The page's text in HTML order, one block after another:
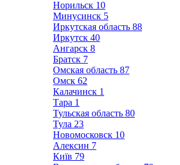
Норильск 10
Минусинск 5
Иркутская область 88
Иркутск 40
Ангарск 8
Братск 7
Омская область 87
Омск 62
Калачинск 1
Тара 1
Тульская область 80
Тула 23
Новомосковск 10
Алексин 7
Київ 79